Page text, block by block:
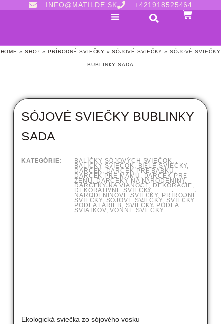
INFO@MATILDE.SK +421918525464
HOME » SHOP » PRÍRODNÉ SVIEČKY » SÓJOVÉ SVIEČKY »SÓJOVÉ SVIEČKY
BUBLINKY SADA
SÓJOVÉ SVIEČKY BUBLINKY
SADA
KATEGÓRIE: BALÍČKY SÓJOVÝCH SVIEČOK,
BALÍČKY SVIEČOK, BIELE SVIEČKY,
DARČEK, DARČEK PRE BABKU ,
DARČEK PRE MAMU , DARČEK PRE
ŽENU, DARČEKY NA NARODENINY,
DARČEKY NA VIANOCE, DEKORÁCIE,
DEKORATÍVNE SVIEČKY,
NARODENINOVÉ SVIEČKY, PRÍRODNÉ
SVIEČKY, SÓJOVÉ SVIEČKY, SVIEČKY
PODĽA FARIEB, SVIEČKY PODĽA
SVIATKOV,VONNÉ SVIEČKY
Ekologická sviečka zo sójového vosku